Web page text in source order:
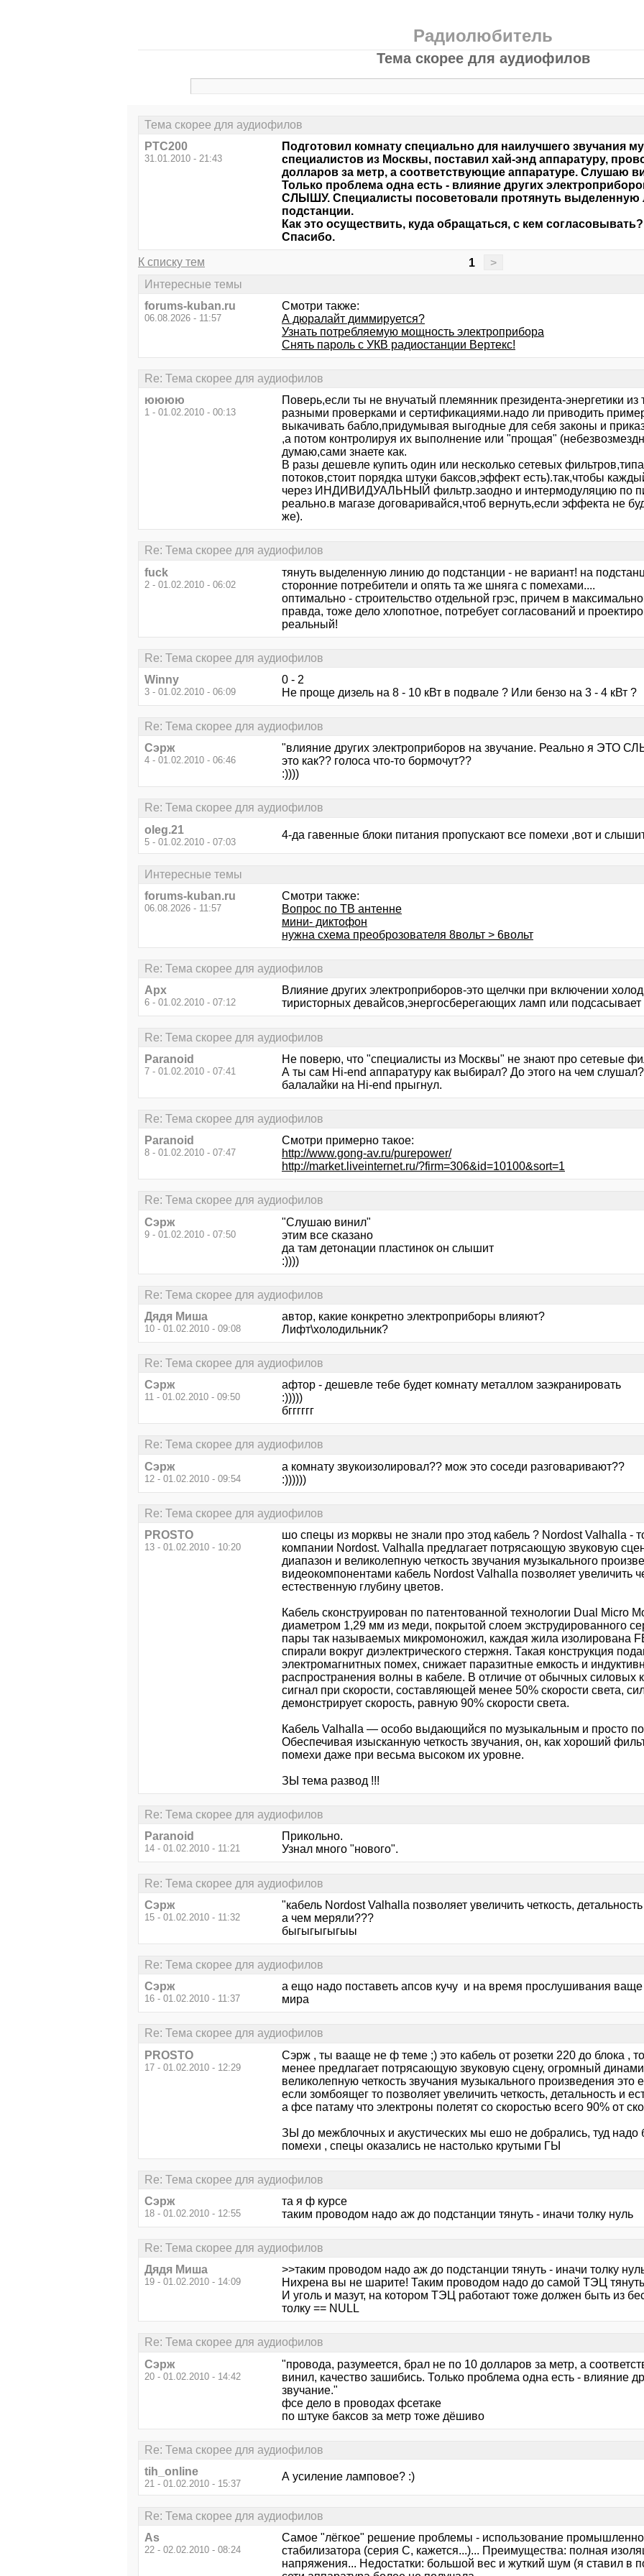
Радиолюбитель
Тема скорее для аудиофилов
Тема скорее для аудиофилов
РТС200
31.01.2010 - 21:43
Подготовил комнату специально для наилучшего звучания
специалистов из Москвы, поставил хай-энд аппаратуру,
долларов за метр, а соответствующие аппаратуре. Слушаю
Только проблема одна есть - влияние других
СЛЫШУ. Специалисты посоветовали протянуть выделенную
подстанции.
Как это осуществить, куда обращаться, с кем согласовывать?
Спасибо.
К списку тем 1 >
Интересные темы
forums-kuban.ru
06.08.2026 - 11:57
Смотри также:
А дюралайт диммируется?
Узнать потребляемую мощность электроприбора
Снять пароль с УКВ радиостанции Вертекс!
Re: Тема скорее для аудиофилов
юююю
1 - 01.02.2010 - 00:13
Поверь,если ты не внучатый племянник президента-энергетики
разными проверками и сертификациями.надо ли приводить
выкачивать бабло,придумывая выгодные для себя законы и
,а потом контролируя их выполнение или "прощая"
думаю,сами знаете как.
В разы дешевле купить один или несколько сетевых
потоков,стоит порядка штуки баксов,эффект есть).так,чтобы
через ИНДИВИДУАЛЬНЫЙ фильтр.заодно и интермодуляцию по
реально.в магазе договаривайся,чтоб вернуть,если эффекта не
же).
Re: Тема скорее для аудиофилов
fuck
2 - 01.02.2010 - 06:02
тянуть выделенную линию до подстанции - не вариант! на
сторонние потребители и опять та же шняга с помехами....
оптимально - строительство отдельной грэс, причем в
правда, тоже дело хлопотное, потребует согласований и
реальный!
Re: Тема скорее для аудиофилов
Winny
3 - 01.02.2010 - 06:09
0 - 2
Не проще дизель на 8 - 10 кВт в подвале ? Или бензо на 3 - 4 кВт ?
Re: Тема скорее для аудиофилов
Сэрж
4 - 01.02.2010 - 06:46
"влияние других электроприборов на звучание. Реально я ЭТО
это как?? голоса что-то бормочут??
:))))
Re: Тема скорее для аудиофилов
oleg.21
5 - 01.02.2010 - 07:03
4-да гавенные блоки питания пропускают все помехи ,вот и
Интересные темы
forums-kuban.ru
06.08.2026 - 11:57
Смотри также:
Вопрос по ТВ антенне
мини- диктофон
нужна схема преоброзователя 8вольт > 6вольт
Re: Тема скорее для аудиофилов
Арх
6 - 01.02.2010 - 07:12
Влияние других электроприборов-это щелчки при включении
тиристорных девайсов,энергосберегающих ламп или
Re: Тема скорее для аудиофилов
Paranoid
7 - 01.02.2010 - 07:41
Не поверю, что "специалисты из Москвы" не знают про сетевые
А ты сам Hi-end аппаратуру как выбирал? До этого на чем
балалайки на Hi-end прыгнул.
Re: Тема скорее для аудиофилов
Paranoid
8 - 01.02.2010 - 07:47
Смотри примерно такое:
http://www.gong-av.ru/purepower/
http://market.liveinternet.ru/?firm=306&id=10100&sort=1
Re: Тема скорее для аудиофилов
Сэрж
9 - 01.02.2010 - 07:50
"Слушаю винил"
этим все сказано
да там детонации пластинок он слышит
:))))
Re: Тема скорее для аудиофилов
Дядя Миша
10 - 01.02.2010 - 09:08
автор, какие конкретно электроприборы влияют?
Лифт\холодильник?
Re: Тема скорее для аудиофилов
Сэрж
11 - 01.02.2010 - 09:50
афтор - дешевле тебе будет комнату металлом заэкранировать
:)))))
бгггггг
Re: Тема скорее для аудиофилов
Сэрж
12 - 01.02.2010 - 09:54
а комнату звукоизолировал?? мож это соседи разговаривают??
:))))))
Re: Тема скорее для аудиофилов
PROSTO
13 - 01.02.2010 - 10:20
шо спецы из морквы не знали про этод кабель ? Nordost Valhalla -
компании Nordost. Valhalla предлагает потрясающую звуковую
диапазон и великолепную четкость звучания музыкального
видеокомпонентами кабель Nordost Valhalla позволяет увеличить
естественную глубину цветов.
Кабель сконструирован по патентованной технологии Dual Micro
диаметром 1,29 мм из меди, покрытой слоем экструдированного
пары так называемых микромоножил, каждая жила изолирована
спирали вокруг диэлектрического стержня. Такая конструкция
электромагнитных помех, снижает паразитные емкость и
распространения волны в кабеле. В отличие от обычных силовых
сигнал при скорости, составляющей менее 50% скорости света,
демонстрирует скорость, равную 90% скорости света.
Кабель Valhalla — особо выдающийся по музыкальным и просто
Обеспечивая изысканную четкость звучания, он, как хороший
помехи даже при весьма высоком их уровне.
ЗЫ тема развод !!!
Re: Тема скорее для аудиофилов
Paranoid
14 - 01.02.2010 - 11:21
Прикольно.
Узнал много "нового".
Re: Тема скорее для аудиофилов
Сэрж
15 - 01.02.2010 - 11:32
"кабель Nordost Valhalla позволяет увеличить четкость,
а чем меряли???
быгыгыгыгыы
Re: Тема скорее для аудиофилов
Сэрж
16 - 01.02.2010 - 11:37
а ещо надо поставеть апсов кучу и на время прослушивания
мира
Re: Тема скорее для аудиофилов
PROSTO
17 - 01.02.2010 - 12:29
Сэрж , ты вааще не ф теме ;) это кабель от розетки 220 до блока ,
менее предлагает потрясающую звуковую сцену, огромный
великолепную четкость звучания музыкального произведения это
если зомбоящег то позволяет увеличить четкость, детальность и
а фсе патаму что электроны полетят со скоростью всего 90% от
ЗЫ до межблочных и акустических мы ешо не добрались, туд надо
помехи , спецы оказались не настолько крутыми ГЫ
Re: Тема скорее для аудиофилов
Сэрж
18 - 01.02.2010 - 12:55
та я ф курсе
таким проводом надо аж до подстанции тянуть - иначи толку нуль
Re: Тема скорее для аудиофилов
Дядя Миша
19 - 01.02.2010 - 14:09
>>таким проводом надо аж до подстанции тянуть - иначи толку
Нихрена вы не шарите! Таким проводом надо до самой ТЭЦ
И уголь и мазут, на котором ТЭЦ работают тоже должен быть из
толку == NULL
Re: Тема скорее для аудиофилов
Сэрж
20 - 01.02.2010 - 14:42
"провода, разумеется, брал не по 10 долларов за метр, а
винил, качество зашибись. Только проблема одна есть - влияние
звучание."
фсе дело в проводах фсетаке
по штуке баксов за метр тоже дёшиво
Re: Тема скорее для аудиофилов
tih_online
21 - 01.02.2010 - 15:37
А усиление ламповое? :)
Re: Тема скорее для аудиофилов
As
22 - 02.02.2010 - 08:24
Самое "лёгкое" решение проблемы - использование
стабилизатора (серия С, кажется...)... Преимущества: полная
напряжения... Недостатки: большой вес и жуткий шум (я ставил в